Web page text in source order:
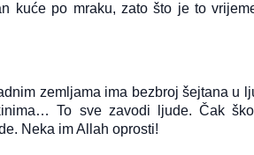
kuće po mraku, zato što je to
zemljama ima bezbroj šejtana u
To sve zavodi ljude. Čak
Neka im Allah oprosti!